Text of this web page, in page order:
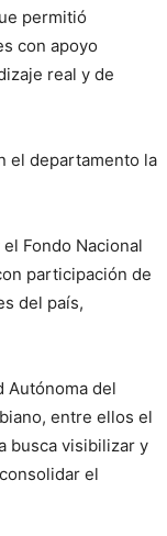
permitió
con apoyo
real y de
el departamento la
Fondo Nacional
participación de
del país,
Autónoma del
entre ellos el
busca visibilizar y
el